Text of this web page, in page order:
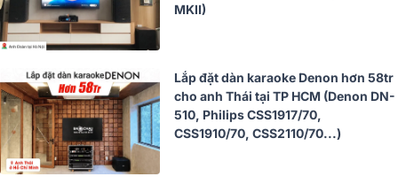
MKII)
Lắp đặt dàn karaoke Denon hơn 58tr
cho anh Thái tại TP HCM (Denon DN-
510, Philips CSS1917/70,
CSS1910/70, CSS2110/70...)